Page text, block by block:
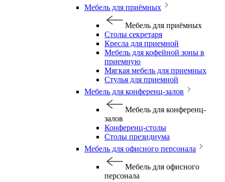
Мебель для приёмных
Мебель для приёмных
Столы секретаря
Кресла для приемной
Мебель для кофейной зоны в
приемную
Мягкая мебель для приемных
Стулья для приемной
Мебель для конференц-залов
Мебель для конференц-
залов
Конференц-столы
Столы президиума
Мебель для офисного персонала
Мебель для офисного
персонала